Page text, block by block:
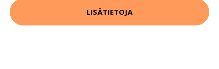
LISÄTIETOJA